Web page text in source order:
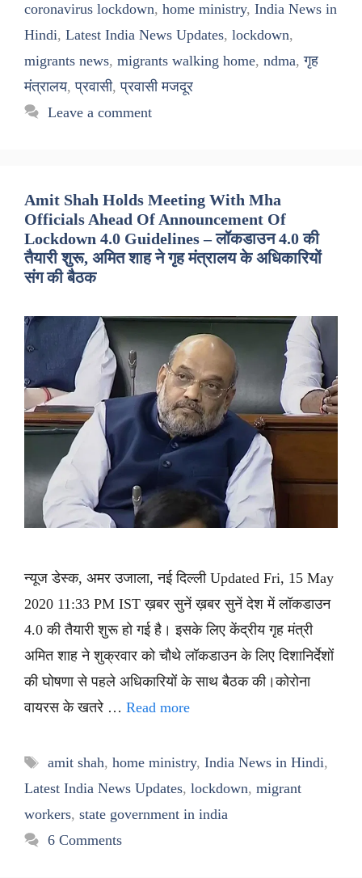
coronavirus lockdown, home ministry, India News in
Hindi, Latest India News Updates, lockdown,
migrants news, migrants walking home, ndma,गृह
मंत्रालय,प्रवासी,प्रवासी मजदूर
Leave a comment
Amit Shah Holds Meeting With Mha
Officials Ahead Of Announcement Of
Lockdown 4.0 Guidelines – लॉकडाउन 4.0 की
तैयारी शुरू, अमित शाह ने गृह मंत्रालय के अधिकारियों
संग की बैठक
न्यूज डेस्क, अमर उजाला, नई दिल्ली Updated Fri, 15 May
2020 11:33 PM IST ख़बर सुनें ख़बर सुनें देश में लॉकडाउन
4.0 की तैयारी शुरू हो गई है। इसके लिए केंद्रीय गृह मंत्री
अमित शाह ने शुक्रवार को चौथे लॉकडाउन के लिए दिशानिर्देशों
की घोषणा से पहले अधिकारियों के साथ बैठक की।कोरोना
वायरस के खतरे … Read more
Tags
amit shah, home ministry, India News in Hindi,
Latest India News Updates, lockdown, migrant
workers, state government in india
6 Comments